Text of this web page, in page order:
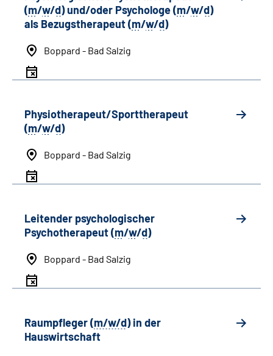
(m/w/d) und/oder Psychologe (m/w/d)
als Bezugstherapeut (m/w/d)
Boppard - Bad Salzig
Physiotherapeut/Sporttherapeut
(m/w/d)
Boppard - Bad Salzig
Leitender psychologischer
Psychotherapeut (m/w/d)
Boppard - Bad Salzig
Raumpfleger (m/w/d) in der
Hauswirtschaft